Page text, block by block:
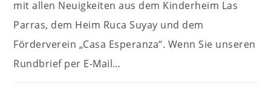
mit allen Neuigkeiten aus dem Kinderheim Las
Parras, dem Heim Ruca Suyay und dem
Förderverein „Casa Esperanza“. Wenn Sie unseren
Rundbrief per E-Mail…